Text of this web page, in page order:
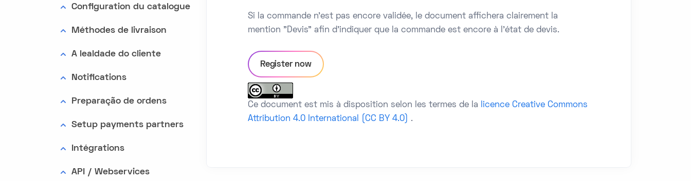
Configuration du catalogue
Méthodes de livraison
A lealdade do cliente
Notifications
Preparação de ordens
Setup payments partners
Intégrations
API / Webservices
Si la commande n’est pas encore validée, le document affichera clairement la
mention "Devis" afin d’indiquer que la commande est encore à l’état de devis.
Register now
Ce document est mis à disposition selon les termes de la
licence Creative Commons
Attribution 4.0 International (CC BY 4.0) .